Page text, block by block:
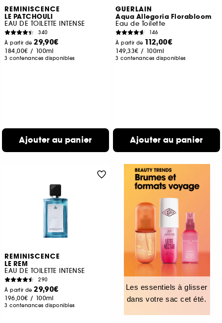
REMINISCENCE
LE PATCHOULI
EAU DE TOILETTE INTENSE
340
À partir de29,90€
184,00€ / 100ml
3 contenances disponibles
Ajouter au panier
GUERLAIN
Aqua Allegoria Florabloom
Eau de Toilette
146
À partir de 112,00€
149,33€ / 100ml
3 contenances disponibles
Ajouter au panier
REMINISCENCE
LE REM
EAU DE TOILETTE INTENSE
290
À partir de29,90€
196,00€ / 100ml
3 contenances disponibles
Les essentiels à glisser
dans votre sac cet été.